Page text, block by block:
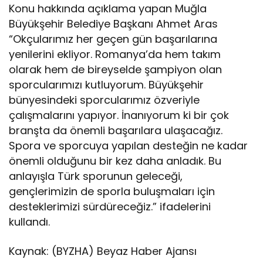
Konu hakkında açıklama yapan Muğla
Büyükşehir Belediye Başkanı Ahmet Aras
“Okçularımız her geçen gün başarılarına
yenilerini ekliyor. Romanya’da hem takım
olarak hem de bireyselde şampiyon olan
sporcularımızı kutluyorum. Büyükşehir
bünyesindeki sporcularımız özveriyle
çalışmalarını yapıyor. İnanıyorum ki bir çok
branşta da önemli başarılara ulaşacağız.
Spora ve sporcuya yapılan desteğin ne kadar
önemli olduğunu bir kez daha anladık. Bu
anlayışla Türk sporunun geleceği,
gençlerimizin de sporla buluşmaları için
desteklerimizi sürdüreceğiz.” ifadelerini
kullandı.
Kaynak: (BYZHA) Beyaz Haber Ajansı